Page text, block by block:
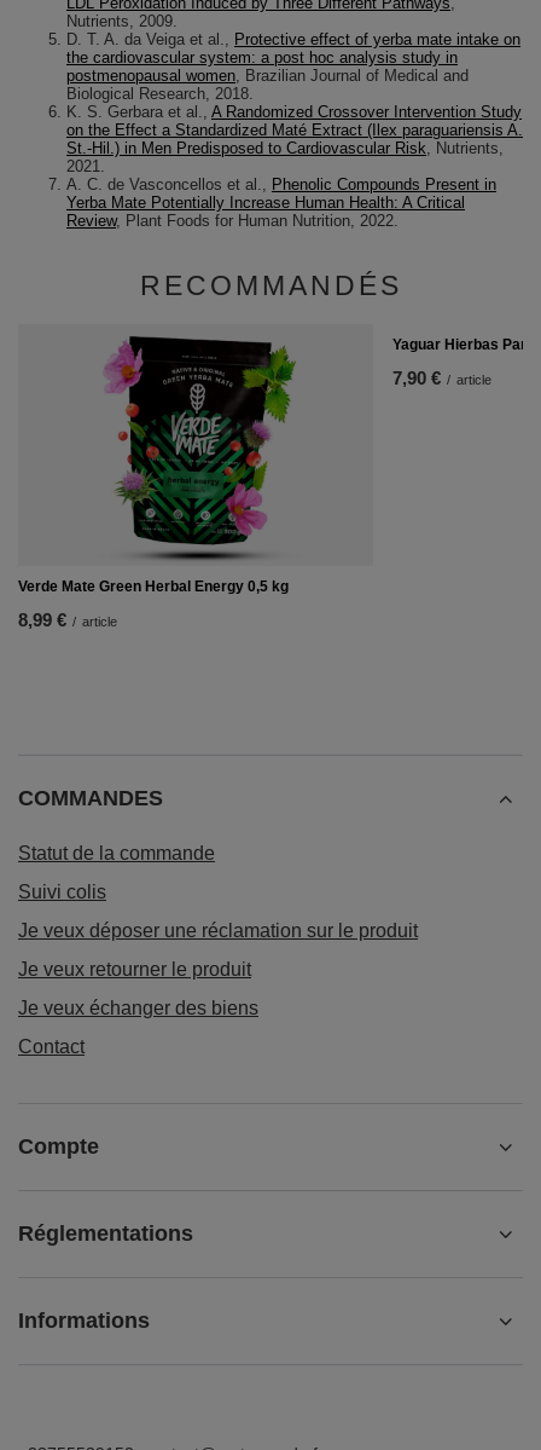
Nutrients, 2009.
D. T. A. da Veiga et al., Protective effect of yerba mate intake on
the cardiovascular system: a post hoc analysis study in
postmenopausal women, Brazilian Journal of Medical and
Biological Research, 2018.
K. S. Gerbara et al., A Randomized Crossover Intervention Study
on the Effect a Standardized Maté Extract (Ilex paraguariensis A.
St.-Hil.) in Men Predisposed to Cardiovascular Risk, Nutrients,
2021.
A. C. de Vasconcellos et al., Phenolic Compounds Present in
Yerba Mate Potentially Increase Human Health: A Critical
Review, Plant Foods for Human Nutrition, 2022.
RECOMMANDÉS
Verde Mate Green Herbal Energy 0,5 kg
8,99 € / article
Yaguar Hierbas
7,90 € / article
COMMANDES
Statut de la commande
Suivi colis
Je veux déposer une réclamation sur le produit
Je veux retourner le produit
Je veux échanger des biens
Contact
Compte
Réglementations
Informations